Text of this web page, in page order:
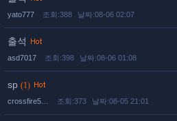
yato777 조회:388 날짜:08-06 02:07
출석
asd7017 조회:398 날짜:08-06 01:08
sp (1)
crossfire5… 조회:373 날짜:08-05 21:01